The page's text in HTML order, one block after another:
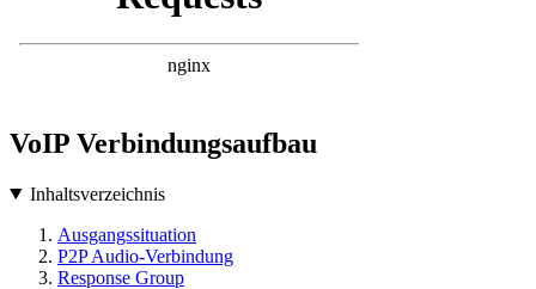
VoIP Verbindungsaufbau
Inhaltsverzeichnis
Ausgangssituation
P2P Audio-Verbindung
Response Group